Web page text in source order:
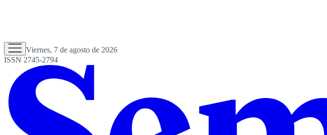
Viernes, 7 de agosto de 2026
ISSN 2745-2794